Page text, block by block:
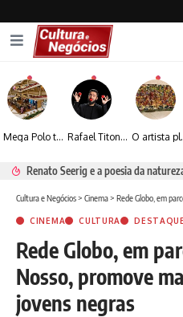
Mega Polo transforma lançamento de coleção em plataforma nacional de negócios e projeta crescimento de mais de 15% Rafael Titonelly leva magia e acolhimento a crianças em tratamento oncológico em Juiz de Fora O artista plástico
Renato Seerig e a poesia da
Cultura e Negócios> Cinema> Rede Globo, em parceria
CINEMA CULTURA DESTAQUE
Rede Globo, em
Nosso, promove
jovens negras